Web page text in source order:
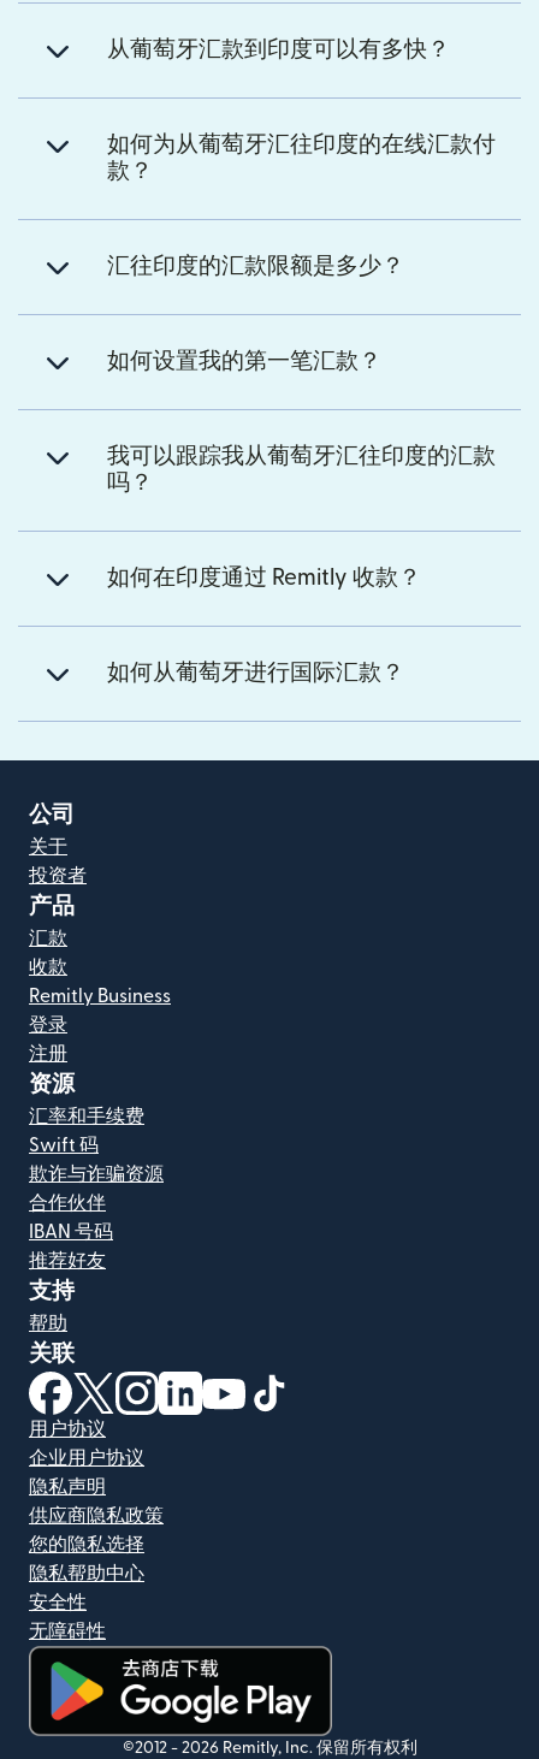
从葡萄牙汇款到印度可以有多快？
如何为从葡萄牙汇往印度的在线汇款付
款？
汇往印度的汇款限额是多少？
如何设置我的第一笔汇款？
我可以跟踪我从葡萄牙汇往印度的汇款
吗？
如何在印度通过 Remitly 收款？
如何从葡萄牙进行国际汇款？
公司
关于
投资者
产品
汇款
收款
Remitly Business
登录
注册
资源
汇率和手续费
Swift 码
欺诈与诈骗资源
合作伙伴
IBAN 号码
推荐好友
支持
帮助
关联
（在新窗口中打开）
（在新窗口中打开）
（在新窗口中打开）
（在新窗口中打开）
（在新窗口中打开）
用户协议
企业用户协议
隐私声明
供应商隐私政策
您的隐私选择
隐私帮助中心
安全性
无障碍性
（在新窗口中打开）
©2012 - 2026 Remitly, Inc. 保留所有权利